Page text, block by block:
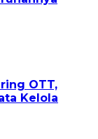
OTT,
Kelola